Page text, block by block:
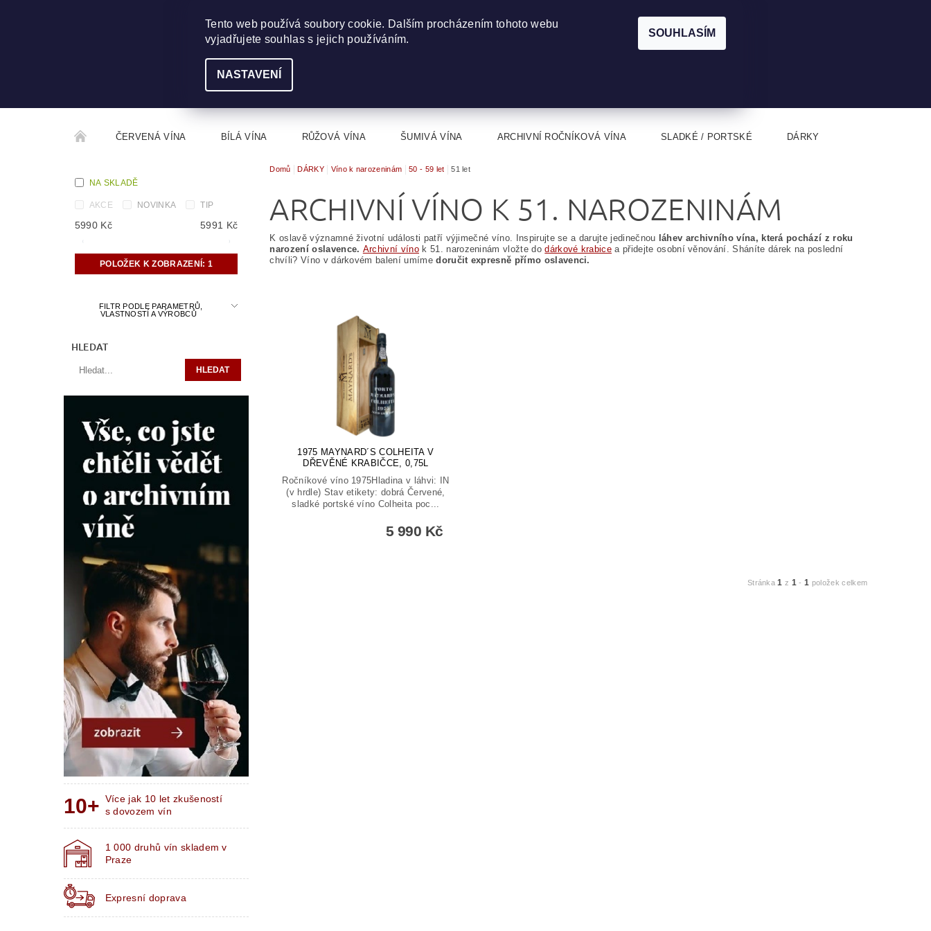
ČERVENÁ VÍNA BÍLÁ VÍNA RŮŽOVÁ VÍNA ŠUMIVÁ VÍNA ARCHIVNÍ ROČNÍKOVÁ VÍNA SLADKÉ / PORTSKÉ DÁRKY
ROZCESTNÍK VÍN
NA SKLADĚ
AKCE NOVINKA TIP
5990 Kč 5991 Kč
POLOŽEK K ZOBRAZENÍ: 1
FILTR PODLE PARAMETRŮ,
VLASTNOSTÍ A VÝROBCŮ
HLEDAT
Více jak 10 let zkušeností
s dovozem vín
1 000 druhů vín skladem v
Praze
Expresní doprava
Domů DÁRKY Víno k narozeninám 50 - 59 let 51 let
ARCHIVNÍ VÍNO K 51. NAROZENINÁM
K oslavě významné životní události patří výjimečné víno. Inspirujte se a darujte jedinečnou láhev archivního vína, která pochází z roku
narození oslavence. Archivní vínok 51. narozeninám vložte dodárkové krabice a přidejte osobní věnování. Sháníte dárek na poslední
chvíli? Víno v dárkovém balení umímedoručit expresně přímo oslavenci.
1975 MAYNARD´S COLHEITA V
DŘEVĚNÉ KRABIČCE, 0,75L
Ročníkové víno 1975Hladina v láhvi: IN
(v hrdle) Stav etikety: dobrá Červené,
sladké portské víno Colheita poc...
5 990 Kč
Stránka1 z 1 -1 položek celkem
Tento web používá soubory cookie. Dalším procházením tohoto webu
vyjadřujete souhlas s jejich používáním.
NASTAVENÍ
SOUHLASÍM